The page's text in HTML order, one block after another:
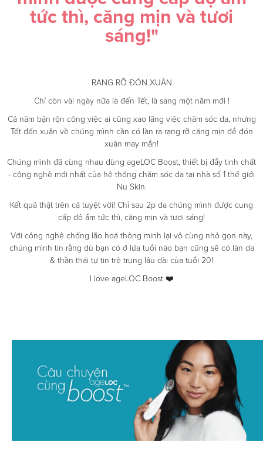
tức thì, căng mịn và tươi
sáng!"
RẠNG RỠ ĐÓN XUÂN
Chỉ còn vài ngày nữa là đến Tết, là sang một năm mới !
Cả năm bận rộn công việc ai cũng xao lãng việc chăm sóc da, nhưng
Tết đến xuân về chúng mình cần có làn ra rạng rỡ căng mịn để đón
xuân may mắn!
Chúng mình đã cùng nhau dùng ageLOC Boost, thiết bị đẩy tinh chất
- công nghệ mới nhất của hệ thống chăm sóc da tại nhà số 1 thế giới
Nu Skin.
Kết quả thật trên cả tuyệt vời! Chỉ sau 2p da chúng mình được cung
cấp độ ẩm tức thì, căng mịn và tươi sáng!
Với công nghệ chống lão hoá thông minh lại vô cùng nhỏ gọn này,
chúng mình tin rằng dù bạn có ở lứa tuổi nào bạn cũng sẽ có làn da
& thần thái tự tin trẻ trung lâu dài của tuổi 20!
I love ageLOC Boost ❤️